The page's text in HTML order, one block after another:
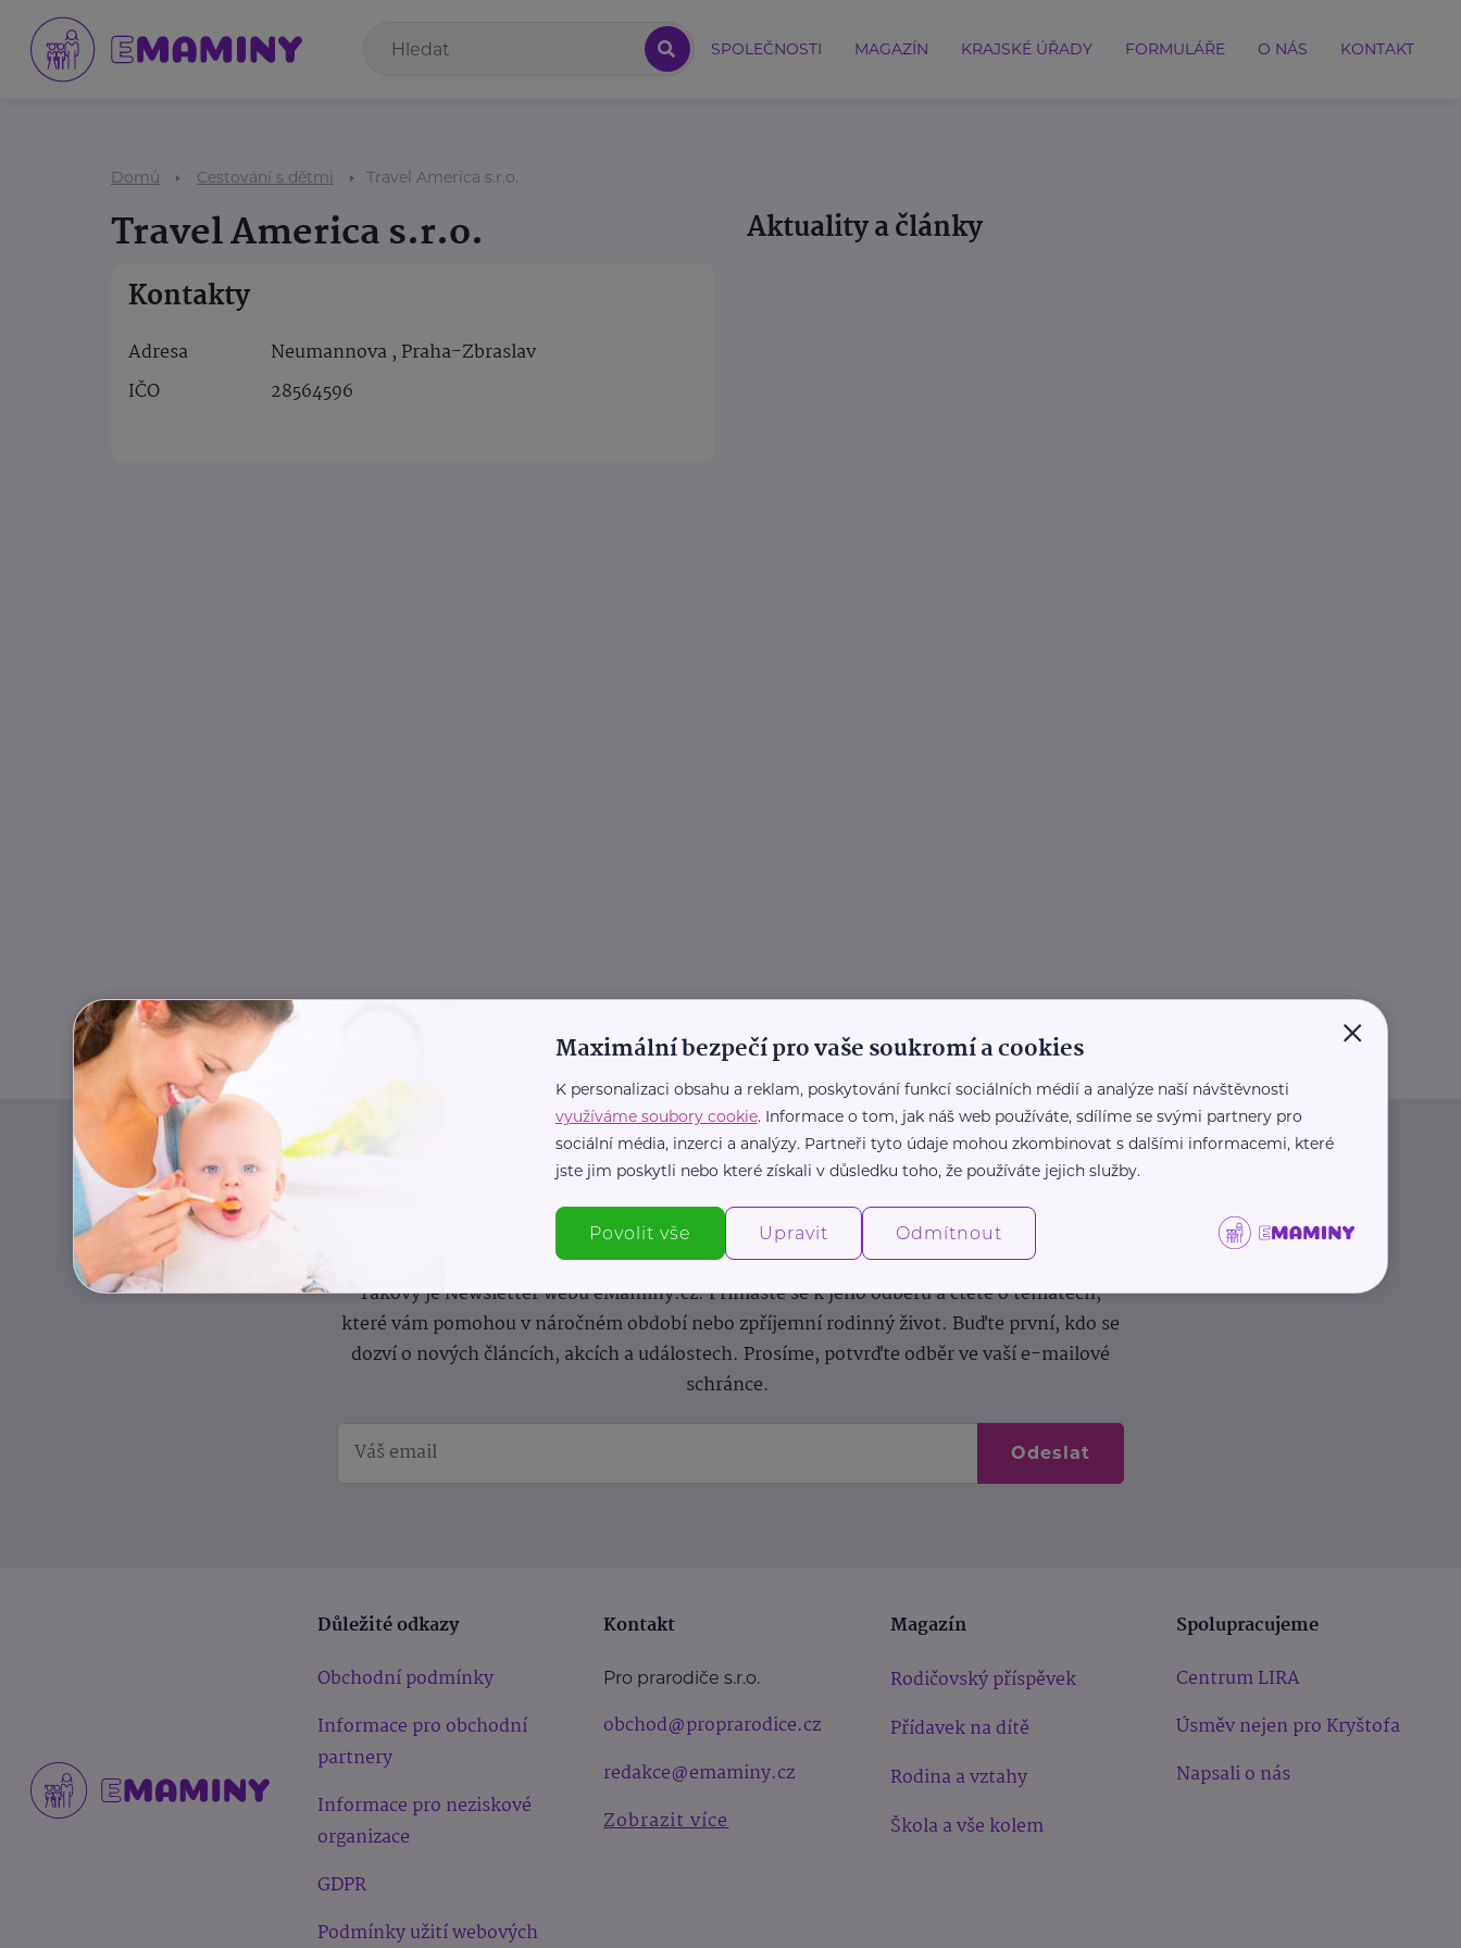
SPOLEČNOSTI MAGAZÍN KRAJSKÉ ÚŘADY FORMULÁŘE O NÁS KONTAKT
Domů Cestování s dětmi Travel America s.r.o.
Travel America s.r.o.
Kontakty
Adresa
Neumannova , Praha-Zbraslav
IČO
28564596
Aktuality a články
Newsletter
Pravidelný přísun novinek, inspirace na každý den, podpora pro rodiče i sdílení zkušeností.
Takový je Newsletter webu eMaminy.cz. Přihlaste se k jeho odběru a čtěte o tématech,
které vám pomohou v náročném období nebo zpříjemní rodinný život. Buďte první, kdo se
dozví o nových článcích, akcích a událostech. Prosíme, potvrďte odběr ve vaší e-mailové
schránce.
Odeslat
Důležité odkazy
Obchodní podmínky
Informace pro obchodní
partnery
Informace pro neziskové
organizace
GDPR
Podmínky užití webových
Kontakt
Pro prarodiče s.r.o.
obchod@proprarodice.cz
redakce@emaminy.cz
Zobrazit více
Magazín
Rodičovský příspěvek
Přídavek na dítě
Rodina a vztahy
Škola a vše kolem
Spolupracujeme
Centrum LIRA
Úsměv nejen pro Kryštofa
Napsali o nás
×
Maximální bezpečí pro vaše soukromí a cookies
K personalizaci obsahu a reklam, poskytování funkcí sociálních médií a analýze naší návštěvnosti
využíváme soubory cookie. Informace o tom, jak náš web používáte, sdílíme se svými partnery pro
sociální média, inzerci a analýzy. Partneři tyto údaje mohou zkombinovat s dalšími informacemi, které
jste jim poskytli nebo které získali v důsledku toho, že používáte jejich služby.
Povolit vše Upravit Odmítnout